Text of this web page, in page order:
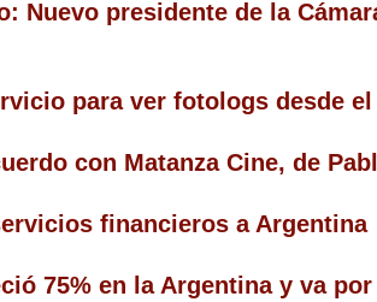
Nuevo presidente de la
para ver fotologs desde
con Matanza Cine, de
financieros a Argentina
75% en la Argentina y va